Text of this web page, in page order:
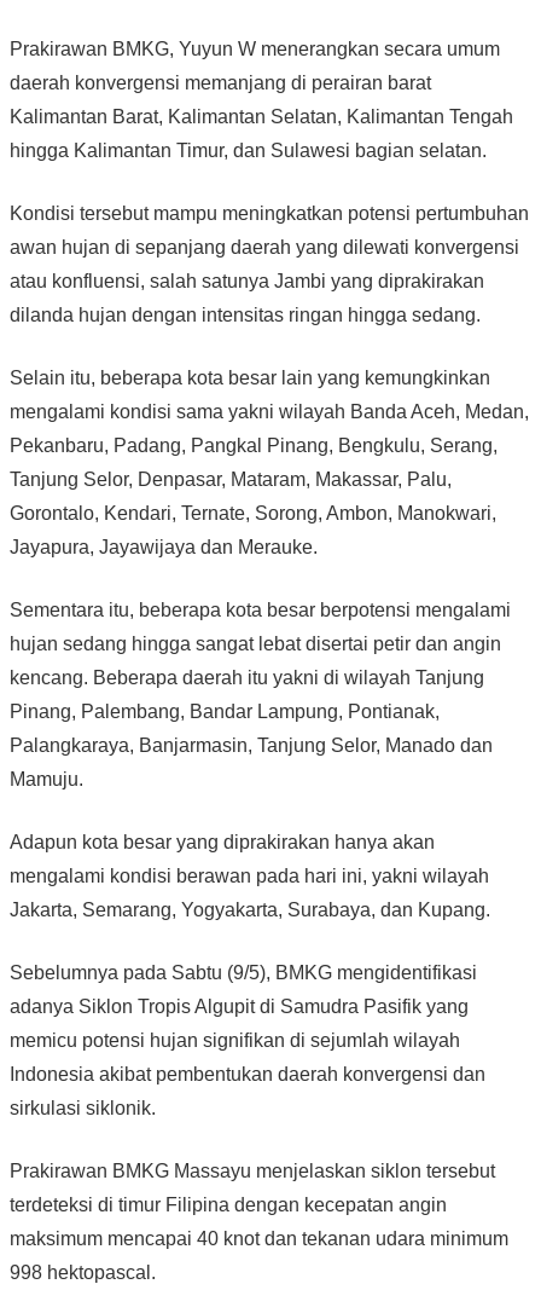
Prakirawan BMKG, Yuyun W menerangkan secara umum
daerah konvergensi memanjang di perairan barat
Kalimantan Barat, Kalimantan Selatan, Kalimantan Tengah
hingga Kalimantan Timur, dan Sulawesi bagian selatan.
Kondisi tersebut mampu meningkatkan potensi pertumbuhan
awan hujan di sepanjang daerah yang dilewati konvergensi
atau konfluensi, salah satunya Jambi yang diprakirakan
dilanda hujan dengan intensitas ringan hingga sedang.
Selain itu, beberapa kota besar lain yang kemungkinkan
mengalami kondisi sama yakni wilayah Banda Aceh, Medan,
Pekanbaru, Padang, Pangkal Pinang, Bengkulu, Serang,
Tanjung Selor, Denpasar, Mataram, Makassar, Palu,
Gorontalo, Kendari, Ternate, Sorong, Ambon, Manokwari,
Jayapura, Jayawijaya dan Merauke.
Sementara itu, beberapa kota besar berpotensi mengalami
hujan sedang hingga sangat lebat disertai petir dan angin
kencang. Beberapa daerah itu yakni di wilayah Tanjung
Pinang, Palembang, Bandar Lampung, Pontianak,
Palangkaraya, Banjarmasin, Tanjung Selor, Manado dan
Mamuju.
Adapun kota besar yang diprakirakan hanya akan
mengalami kondisi berawan pada hari ini, yakni wilayah
Jakarta, Semarang, Yogyakarta, Surabaya, dan Kupang.
Sebelumnya pada Sabtu (9/5), BMKG mengidentifikasi
adanya Siklon Tropis Algupit di Samudra Pasifik yang
memicu potensi hujan signifikan di sejumlah wilayah
Indonesia akibat pembentukan daerah konvergensi dan
sirkulasi siklonik.
Prakirawan BMKG Massayu menjelaskan siklon tersebut
terdeteksi di timur Filipina dengan kecepatan angin
maksimum mencapai 40 knot dan tekanan udara minimum
998 hektopascal.